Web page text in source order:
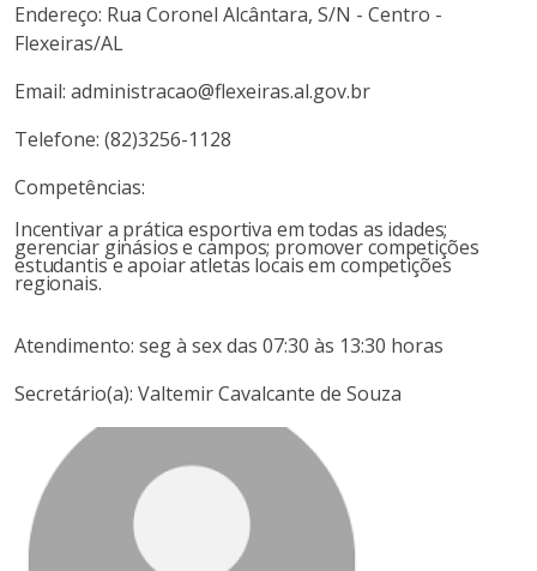
Endereço: Rua Coronel Alcântara, S/N - Centro -
Flexeiras/AL
Email: administracao@flexeiras.al.gov.br
Telefone: (82)3256-1128
Competências:
Incentivar a prática esportiva em todas as idades;
gerenciar ginásios e campos; promover competições
estudantis e apoiar atletas locais em competições
regionais.
Atendimento: seg à sex das 07:30 às 13:30 horas
Secretário(a): Valtemir Cavalcante de Souza